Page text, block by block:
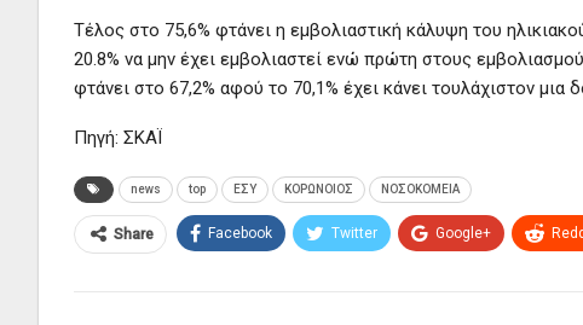
Τέλος στο 75,6% φτάνει η εμβολιαστική κάλυψη του
20.8% να μην έχει εμβολιαστεί ενώ πρώτη στους
φτάνει στο 67,2% αφού το 70,1% έχει κάνει τουλάχιστον μια
Πηγή: ΣΚΑΪ
news top ΕΣΥ ΚΟΡΩΝΟΙΟΣ ΝΟΣΟΚΟΜΕΙΑ
Share Facebook Twitter Google+